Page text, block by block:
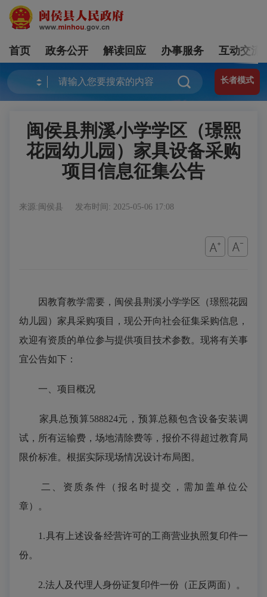
首页 政务公开 解读回应 办事服务 互动交流
长者模式
闽侯县荆溪小学学区（璟熙
花园幼儿园）家具设备采购
项目信息征集公告
来源:闽侯县 发布时间: 2025-05-06 17:08
因教育教学需要，闽侯县荆溪小学学区（璟熙花园
幼儿园）家具采购项目，现公开向社会征集采购信息，
欢迎有资质的单位参与提供项目技术参数。现将有关事
宜公告如下：
一、项目概况
家具总预算588824元 ，预算总额包含设备安装调
试，所有运输费，场地清除费等，报价不得超过教育局
限价标准。根据实际现场情况设计布局图。
二、资质条件（报名时提交，需加盖单位公
章）。
1.具有上述设备经营许可的工商营业执照复印件一
份。
2.法人及代理人身份证复印件一份（正反两面）。